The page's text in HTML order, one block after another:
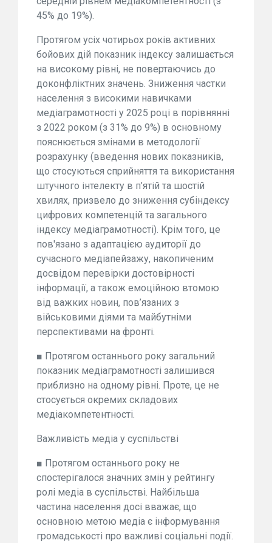
45% до 19%).
Протягом усіх чотирьох років активних
бойових дій показник індексу залишається
на високому рівні, не повертаючись до
доконфліктних значень. Зниження частки
населення з високими навичками
медіаграмотності у 2025 році в порівнянні
з 2022 роком (з 31% до 9%) в основному
пояснюється змінами в методології
розрахунку (введення нових показників,
що стосуються сприйняття та використання
штучного інтелекту в п’ятій та шостій
хвилях, призвело до зниження субіндексу
цифрових компетенцій та загального
індексу медіаграмотності). Крім того, це
пов'язано з адаптацією аудиторії до
сучасного медіапейзажу, накопиченим
досвідом перевірки достовірності
інформації, а також емоційною втомою
від важких новин, пов’язаних з
військовими діями та майбутніми
перспективами на фронті.
■ Протягом останнього року загальний
показник медіаграмотності залишився
приблизно на одному рівні. Проте, це не
стосується окремих складових
медіакомпетентності.
Важливість медіа у суспільстві
■ Протягом останнього року не
спостерігалося значних змін у рейтингу
ролі медіа в суспільстві. Найбільша
частина населення досі вважає, що
основною метою медіа є інформування
громадськості про важливі соціальні події.